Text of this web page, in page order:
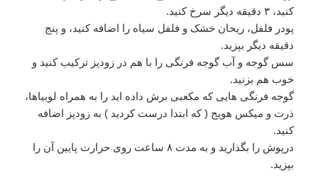
کنید، ۳ دقیقه دیگر سرخ کنید.
پودر فلفل، ریحان خشک و فلفل سیاه را اضافه کنید، و پنج
دقیقه دیگر بپزید.
سس گوجه و آب گوجه فرنگی را با هم در زودپز ترکیب کنید و
خوب هم بزنید.
گوجه فرنگی هایی که مکعبی برش داده اید را به همراه لوبیاها،
ذرت و میکس هویج ( که ابتدا درست کردید ) به زودپز اضافه
کنید.
درپوش را بگذارید و به مدت ۸ ساعت روی حرارت پایین آن را
بپزید.